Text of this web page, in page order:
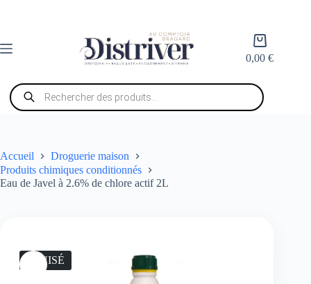
Panier
d’achat
0,00€
Recherche
de
produits
Accueil
Droguerie maison
Produits chimiques conditionnés
Eau de Javel à 2.6% de chlore actif 2L
ÉPUISÉ